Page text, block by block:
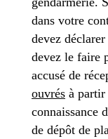
dans votre
devez
devez le faire
accusé de
ouvrés à partir
connaissance
de dépôt de